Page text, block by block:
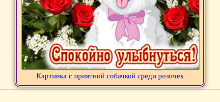
Картинка с приятной собачкой среди розочек